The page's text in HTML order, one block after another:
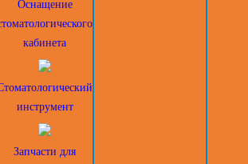
Оснащение
кабинета
инструмент
Запчасти для